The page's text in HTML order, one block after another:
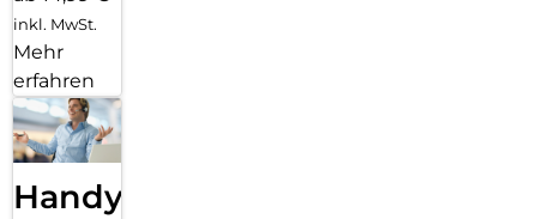
inkl. MwSt.
Mehr
erfahren
Handy